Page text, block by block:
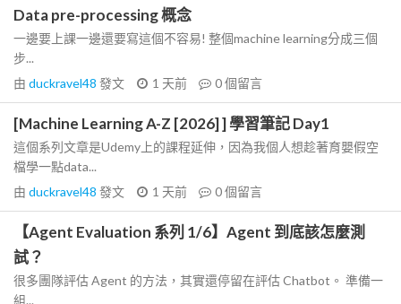
Data pre-processing 概念
一邊要上課一邊還要寫這個不容易! 整個machine learning分成三個
步...
由 duckravel48 發文 1 天前 0個留言
[Machine Learning A-Z [2026] ] 學習筆記 Day1
這個系列文章是Udemy上的課程延伸，因為我個人想趁著育嬰假空
檔學一點data...
由 duckravel48 發文 1 天前 0個留言
【Agent Evaluation 系列 1/6】Agent 到底該怎麼測
試？
很多團隊評估 Agent 的方法，其實還停留在評估 Chatbot。 準備一
組...